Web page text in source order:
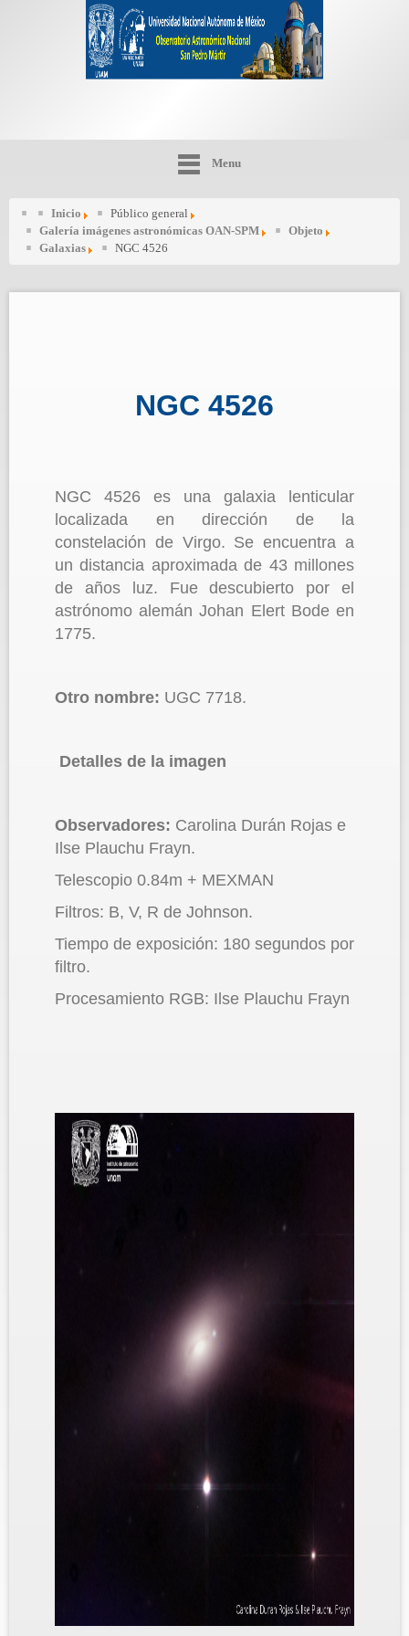
Menu
Inicio
Público general
Galería imágenes astronómicas OAN-SPM
Objeto
Galaxias
NGC 4526
NGC 4526
NGC 4526 es una galaxia lenticular
localizada en dirección de la
constelación de Virgo. Se encuentra a
un distancia aproximada de 43 millones
de años luz. Fue descubierto por el
astrónomo alemán Johan Elert Bode en
1775.
Otro nombre: UGC 7718.
Detalles de la imagen
Observadores: Carolina Durán Rojas e
Ilse Plauchu Frayn.
Telescopio 0.84m + MEXMAN
Filtros: B, V, R de Johnson.
Tiempo de exposición: 180 segundos por
filtro.
Procesamiento RGB: Ilse Plauchu Frayn